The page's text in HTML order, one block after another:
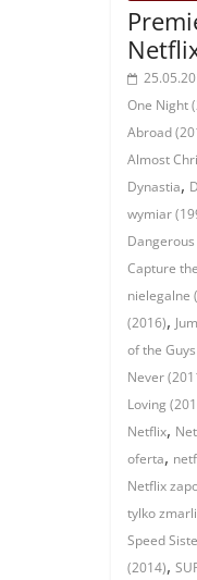
One Night
Abroad
Almost
Dynastia,
wymiar
Capture
nielegalne
(2016),
of the
Never
Loving
Netflix,
oferta,
Netflix
tylko
Speed
(2014),